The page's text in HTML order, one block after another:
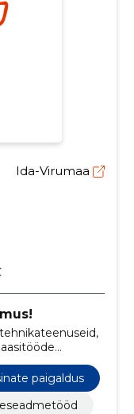
Ida-Virumaa
remonti,
kliimaseadmete
paigaldus